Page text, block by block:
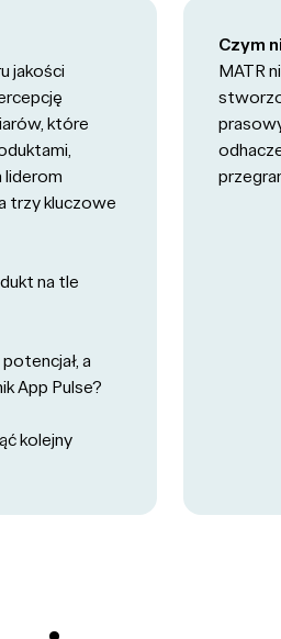
jakości
które
liderom
trzy kluczowe
na tle
a
App Pulse?
kolejny
Czym
MATR